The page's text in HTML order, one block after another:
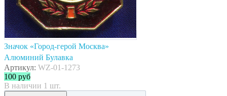
Значок «Город-герой Москва»
Алюминий Булавка
Артикул: WZ-01-1273
100 руб
В наличии 1 шт.